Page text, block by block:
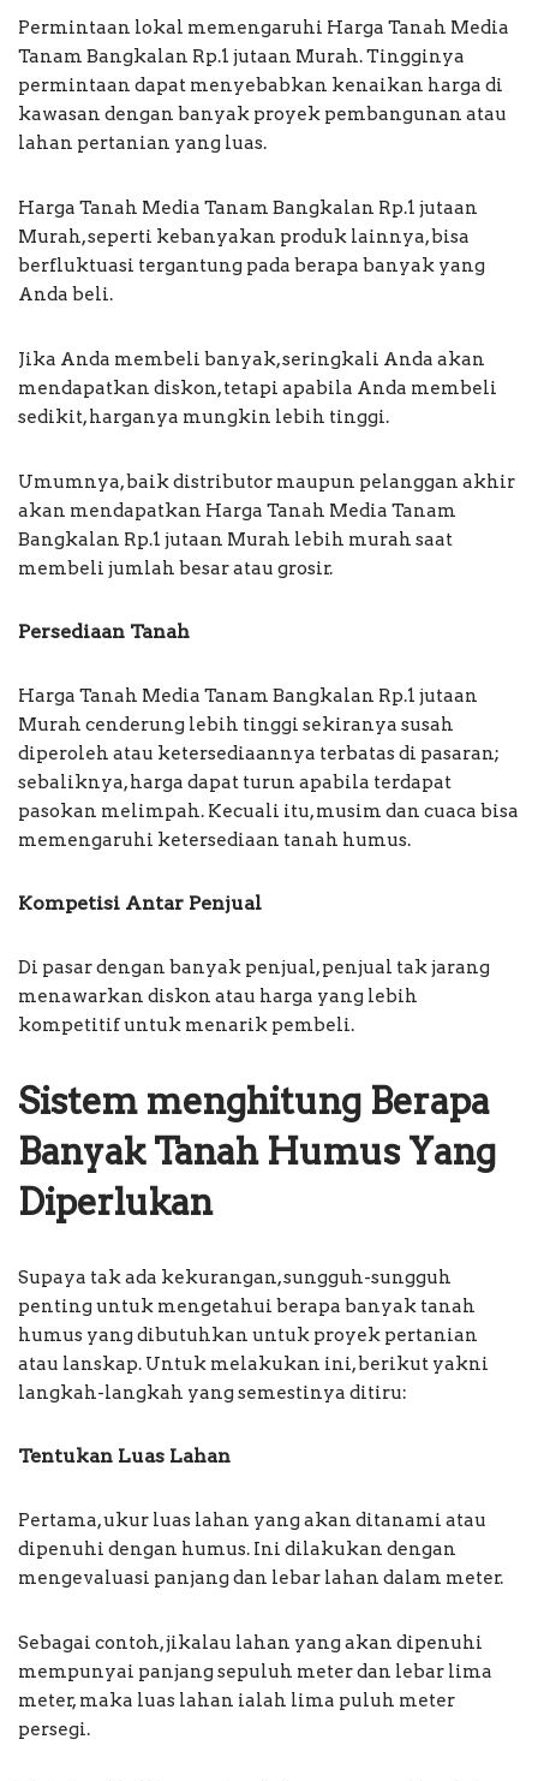
Permintaan lokal memengaruhi Harga Tanah Media
Tanam Bangkalan Rp.1 jutaan Murah. Tingginya
permintaan dapat menyebabkan kenaikan harga di
kawasan dengan banyak proyek pembangunan atau
lahan pertanian yang luas.
Harga Tanah Media Tanam Bangkalan Rp.1 jutaan
Murah, seperti kebanyakan produk lainnya, bisa
berfluktuasi tergantung pada berapa banyak yang
Anda beli.
Jika Anda membeli banyak, seringkali Anda akan
mendapatkan diskon, tetapi apabila Anda membeli
sedikit, harganya mungkin lebih tinggi.
Umumnya, baik distributor maupun pelanggan akhir
akan mendapatkan Harga Tanah Media Tanam
Bangkalan Rp.1 jutaan Murah lebih murah saat
membeli jumlah besar atau grosir.
Persediaan Tanah
Harga Tanah Media Tanam Bangkalan Rp.1 jutaan
Murah cenderung lebih tinggi sekiranya susah
diperoleh atau ketersediaannya terbatas di pasaran;
sebaliknya, harga dapat turun apabila terdapat
pasokan melimpah. Kecuali itu, musim dan cuaca bisa
memengaruhi ketersediaan tanah humus.
Kompetisi Antar Penjual
Di pasar dengan banyak penjual, penjual tak jarang
menawarkan diskon atau harga yang lebih
kompetitif untuk menarik pembeli.
Sistem menghitung Berapa
Banyak Tanah Humus Yang
Diperlukan
Supaya tak ada kekurangan, sungguh-sungguh
penting untuk mengetahui berapa banyak tanah
humus yang dibutuhkan untuk proyek pertanian
atau lanskap. Untuk melakukan ini, berikut yakni
langkah-langkah yang semestinya ditiru:
Tentukan Luas Lahan
Pertama, ukur luas lahan yang akan ditanami atau
dipenuhi dengan humus. Ini dilakukan dengan
mengevaluasi panjang dan lebar lahan dalam meter.
Sebagai contoh, jikalau lahan yang akan dipenuhi
mempunyai panjang sepuluh meter dan lebar lima
meter, maka luas lahan ialah lima puluh meter
persegi.